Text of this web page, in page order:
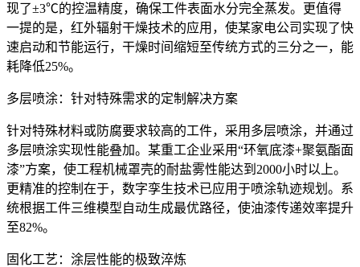
现了±3℃的控温精度，确保工件表面水分完全蒸发。更值得
一提的是，红外辐射干燥技术的应用，使某家电公司实现了快
速启动和节能运行，干燥时间缩短至传统方式的三分之一，能
耗降低25%。
多层喷涂：针对特殊需求的定制解决方案
针对特殊材料或防腐要求较高的工件，采用多层喷涂，并通过
多层喷涂实现性能叠加。某重工企业采用“环氧底漆+聚氨酯面
漆”方案，使工程机械罩壳的耐盐雾性能达到2000小时以上。
更精准的控制在于，数字孪生技术已应用于喷涂轨迹规划。系
统根据工件三维模型自动生成最优路径，使油漆传递效率提升
至82%。
固化工艺：涂层性能的极致淬炼